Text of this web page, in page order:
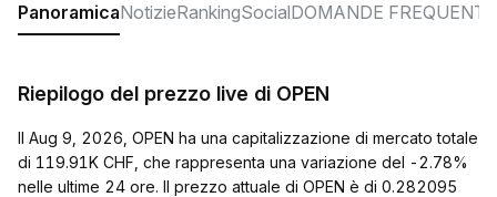
PanoramicaNotizieRankingSocialDOMANDE FREQUENTI
Riepilogo del prezzo live di OPEN
Il Aug 9, 2026, OPEN ha una capitalizzazione di mercato totale
di 119.91K CHF, che rappresenta una variazione del -2.78%
nelle ultime 24 ore. Il prezzo attuale di OPEN è di 0.282095